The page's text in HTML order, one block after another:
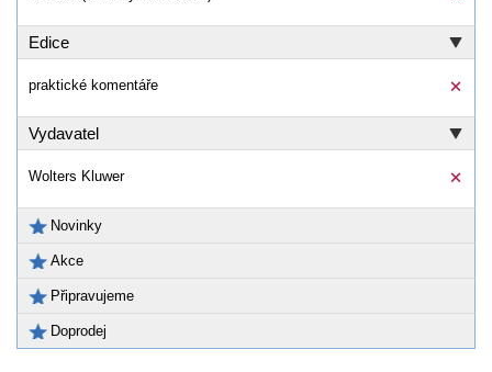
Edice
praktické komentáře
Vydavatel
Wolters Kluwer
Novinky
Akce
Připravujeme
Doprodej